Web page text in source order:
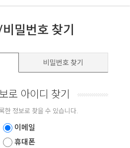
밀번호 찾기
비밀번호 찾기
로 아이디 찾기
한 정보로 찾을 수 있습니다.
이메일
휴대폰